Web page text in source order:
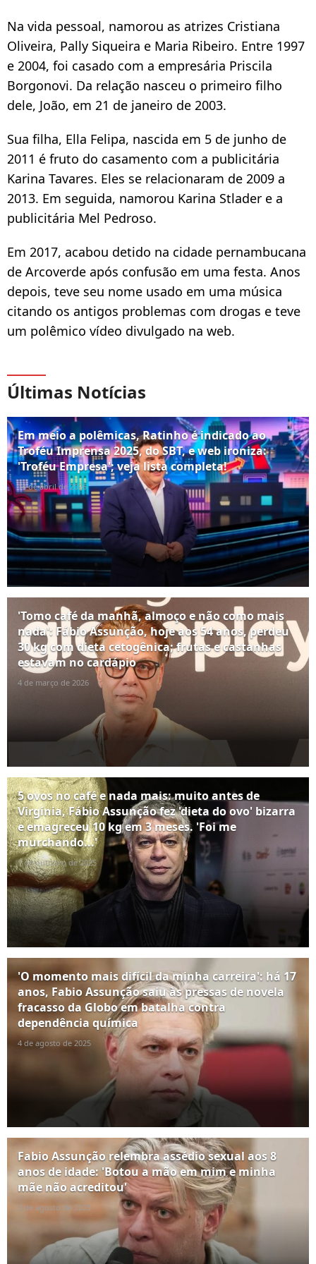
Na vida pessoal, namorou as atrizes Cristiana
Oliveira, Pally Siqueira e Maria Ribeiro. Entre 1997
e 2004, foi casado com a empresária Priscila
Borgonovi. Da relação nasceu o primeiro filho
dele, João, em 21 de janeiro de 2003.
Sua filha, Ella Felipa, nascida em 5 de junho de
2011 é fruto do casamento com a publicitária
Karina Tavares. Eles se relacionaram de 2009 a
2013. Em seguida, namorou Karina Stlader e a
publicitária Mel Pedroso.
Em 2017, acabou detido na cidade pernambucana
de Arcoverde após confusão em uma festa. Anos
depois, teve seu nome usado em uma música
citando os antigos problemas com drogas e teve
um polêmico vídeo divulgado na web.
Últimas Notícias
Em meio a polêmicas, Ratinho é indicado ao
Troféu Imprensa 2025, do SBT, e web ironiza:
'Troféu Empresa'; veja lista completa!
14 de abril de 2026
'Tomo café da manhã, almoço e não como mais
nada': Fábio Assunção, hoje aos 54 anos, perdeu
30 kg com dieta cetogênica; frutas e castanhas
estavam no cardápio
4 de março de 2026
5 ovos no café e nada mais: muito antes de
Virgínia, Fábio Assunção fez 'dieta do ovo' bizarra
e emagreceu 10 kg em 3 meses. 'Foi me
murchando...'
1 de outubro de 2025
'O momento mais difícil da minha carreira': há 17
anos, Fabio Assunção saiu às pressas de novela
fracasso da Globo em batalha contra
dependência química
4 de agosto de 2025
Fabio Assunção relembra assédio sexual aos 8
anos de idade: 'Botou a mão em mim e minha
mãe não acreditou'
3 de agosto de 2025